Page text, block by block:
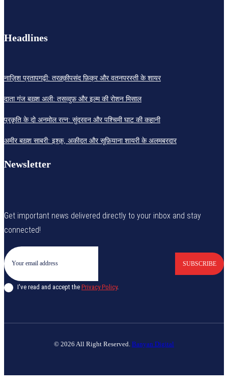
Headlines
नाज़िश प्रतापगढ़ी: तरक़्क़ीपसंद फ़िक्र और वतनपरस्ती के शायर
दाता गंज बख़्श अली: तसव्वुफ़ और इल्म की रोशन मिसाल
प्रकृति के दो अनमोल रत्न: सुंदरवन और पश्चिमी घाट की कहानी
अमीर बख़्श साबरी: इश्क़, अकीदत और सूफ़ियाना शायरी के अलमबरदार
Newsletter
Get important news delivered directly to your inbox and stay
connected!
SUBSCRIBE
I've read and accept the Privacy Policy.
© 2026 All Right Reserved. Banyan Digital